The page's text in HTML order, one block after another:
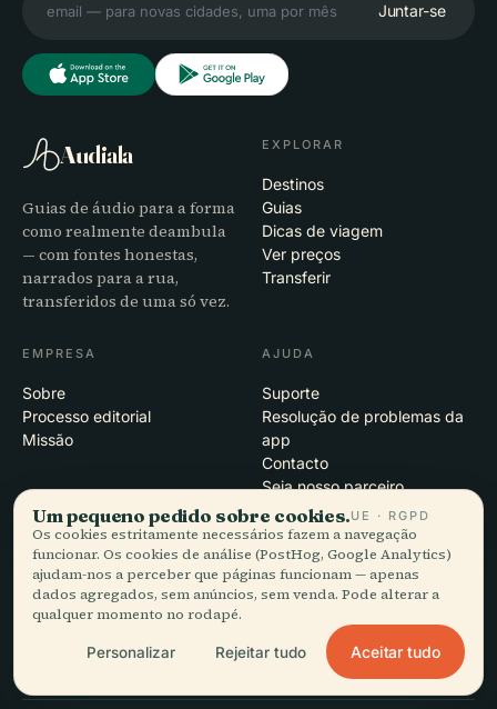
Juntar-se
Audiala
Guias de áudio para a forma
como realmente deambula
— com fontes honestas,
narrados para a rua,
transferidos de uma só vez.
EXPLORAR
Destinos
Guias
Dicas de viagem
Ver preços
Transferir
EMPRESA
Sobre
Processo editorial
Missão
AJUDA
Suporte
Resolução de problemas da
app
Contacto
Seja nosso parceiro
JURÍDICO
Privacidade
Termos
Definições de cookies
Eliminar conta
Um pequeno pedido sobre cookies.UE · RGPD
Os cookies estritamente necessários fazem a navegação
funcionar. Os cookies de análise (PostHog, Google Analytics)
ajudam-nos a perceber que páginas funcionam — apenas
dados agregados, sem anúncios, sem venda. Pode alterar a
qualquer momento no rodapé.
Personalizar Rejeitar tudo Aceitar tudo